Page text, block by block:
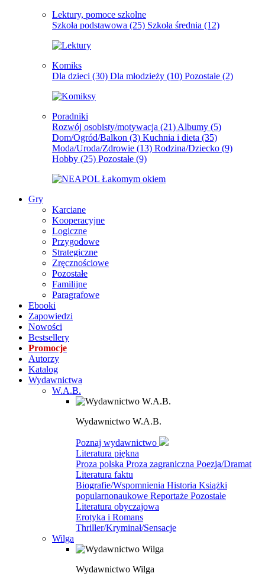
Lektury, pomoce szkolne
Szkoła podstawowa (25) Szkoła średnia (12)
Komiks
Dla dzieci (30) Dla młodzieży (10) Pozostałe (2)
Poradniki
Rozwój osobisty/motywacja (21) Albumy (5)
Dom/Ogród/Balkon (3) Kuchnia i dieta (35)
Moda/Uroda/Zdrowie (13) Rodzina/Dziecko (9)
Hobby (25) Pozostałe (9)
Gry
Karciane
Kooperacyjne
Logiczne
Przygodowe
Strategiczne
Zręcznościowe
Pozostałe
Familijne
Paragrafowe
Ebooki
Zapowiedzi
Nowości
Bestsellery
Promocje
Autorzy
Katalog
Wydawnictwa
W.A.B.
Wydawnictwo W.A.B.
Poznaj wydawnictwo
Literatura piękna
Proza polska Proza zagraniczna Poezja/Dramat
Literatura faktu
Biografie/Wspomnienia Historia Książki
popularnonaukowe Reportaże Pozostałe
Literatura obyczajowa
Erotyka i Romans
Thriller/Kryminał/Sensacje
Wilga
Wydawnictwo Wilga